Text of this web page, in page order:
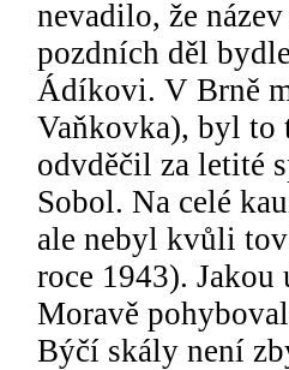
nevadilo, že
pozdních děl
Ádíkovi. V Brně
Vaňkovka), byl to
odvděčil za letité
Sobol. Na celé
ale nebyl kvůli
roce 1943).
Moravě
Býčí skály není